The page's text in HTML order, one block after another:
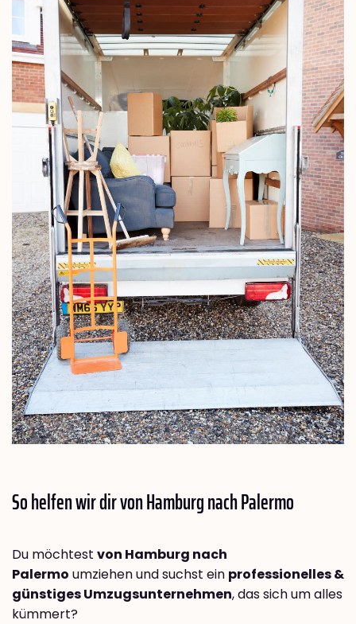
So helfen wir dir von Hamburg nachPalermo
Du möchtest von Hamburg nach
Palermo umziehen und suchst ein professionelles &
günstiges Umzugsunternehmen, das sich um alles
kümmert?